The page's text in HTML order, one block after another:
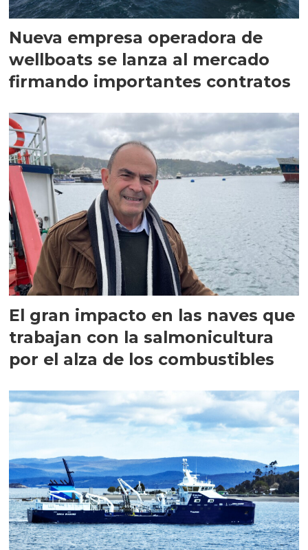
Nueva empresa operadora de
wellboats se lanza al mercado
firmando importantes contratos
El gran impacto en las naves que
trabajan con la salmonicultura
por el alza de los combustibles